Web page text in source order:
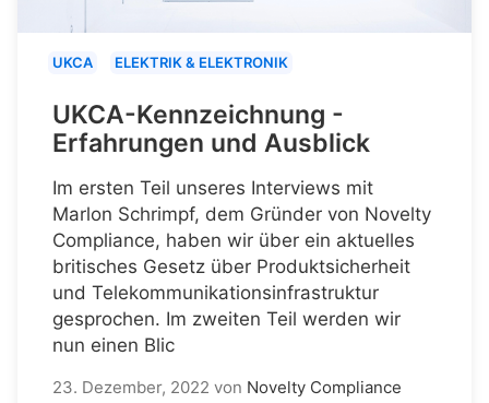
UKCA ELEKTRIK & ELEKTRONIK
UKCA-Kennzeichnung -
Erfahrungen und Ausblick
Im ersten Teil unseres Interviews mit
Marlon Schrimpf, dem Gründer von Novelty
Compliance, haben wir über ein aktuelles
britisches Gesetz über Produktsicherheit
und Telekommunikationsinfrastruktur
gesprochen. Im zweiten Teil werden wir
nun einen Blic
23. Dezember, 2022 von Novelty Compliance